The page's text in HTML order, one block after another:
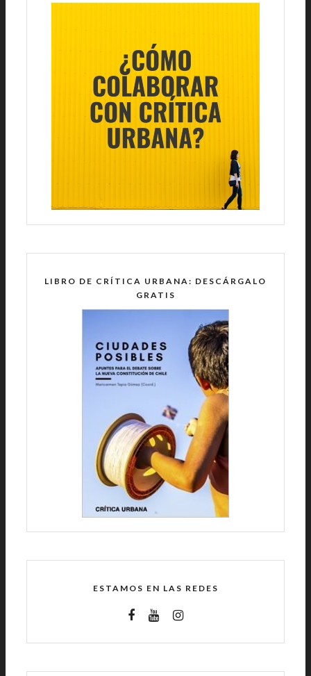
LIBRO DE CRÍTICA URBANA: DESCÁRGALO
GRATIS
ESTAMOS EN LAS REDES